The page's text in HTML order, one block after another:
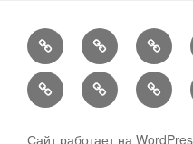
FAQ Рукоделие
А
еще
ХвастаемсяСтатьи Aukara
Shop
Сайт работает на